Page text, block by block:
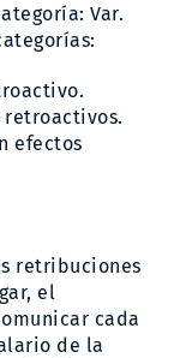
Var.
retroactivos.
efectos
retribuciones
el
cada
de la